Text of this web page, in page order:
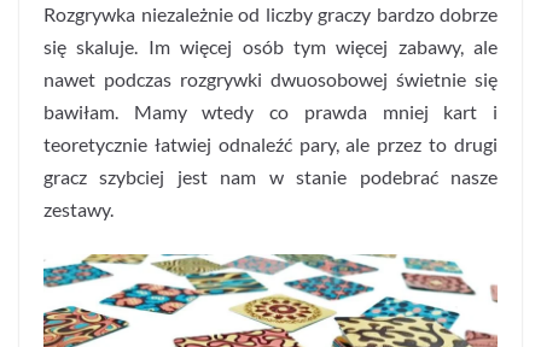
Rozgrywka niezależnie od liczby graczy bardzo dobrze
się skaluje. Im więcej osób tym więcej zabawy, ale
nawet podczas rozgrywki dwuosobowej świetnie się
bawiłam. Mamy wtedy co prawda mniej kart i
teoretycznie łatwiej odnaleźć pary, ale przez to drugi
gracz szybciej jest nam w stanie podebrać nasze
zestawy.